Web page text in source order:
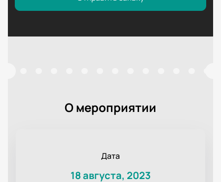
О мероприятии
Дата
18 августа, 2023